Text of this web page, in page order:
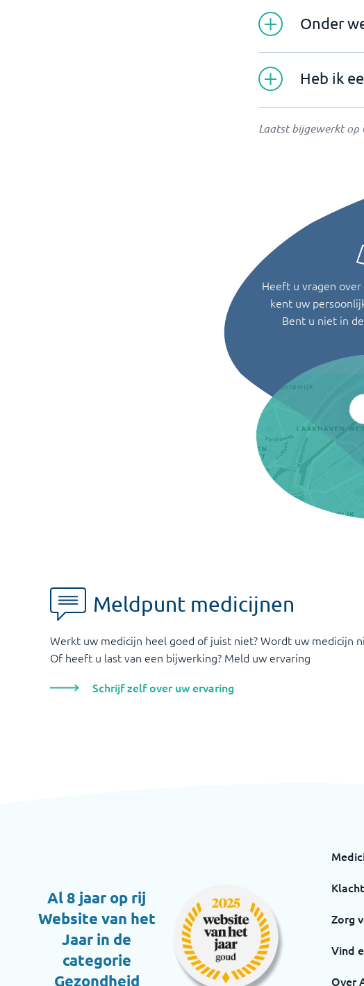
Onder
Heb ik
Laatst bijgewerkt op
Heeft u vragen
kent uw
Bent u niet in
Meldpunt medicijnen
Werkt uw medicijn heel goed of juist niet? Wordt uw medicijn
Of heeft u last van een bijwerking? Meld uw ervaring
Schrijf zelf over uw ervaring
Al 8 jaar op rij
Website van het
Jaar in de
categorie
Gezondheid
Zorg
Vind
Over